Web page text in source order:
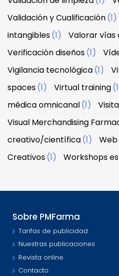
Validación y Cualificación(1)
intangibles(1) Valorar vías
Verificación diseños(1)
Vigilancia tecnológica(1)
spaces(1) Virtual training
médica omnicanal(1)
Visual Merchandising
creativo/científica(1)
Creativos(1) Workshops
Sobre PMFarma
Tarifas de publicidad
Nuestras publicaciones
Revista online
Contacto